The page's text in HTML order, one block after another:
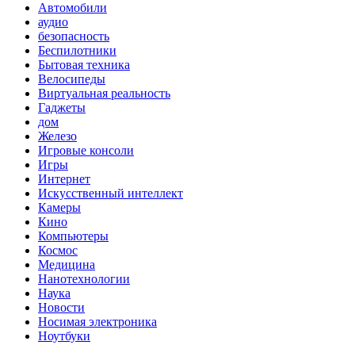
Автомобили
аудио
безопасность
Беспилотники
Бытовая техника
Велосипеды
Виртуальная реальность
Гаджеты
дом
Железо
Игровые консоли
Игры
Интернет
Искусственный интеллект
Камеры
Кино
Компьютеры
Космос
Медицина
Нанотехнологии
Наука
Новости
Носимая электроника
Ноутбуки